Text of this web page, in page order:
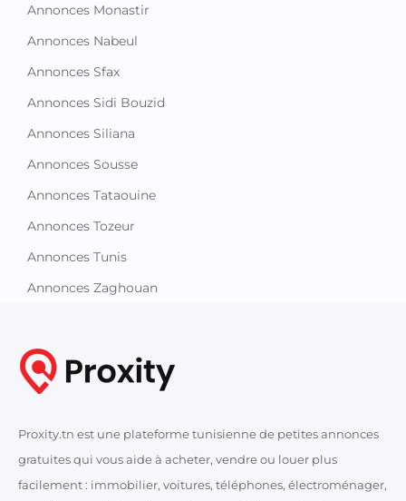
Annonces Monastir
Annonces Nabeul
Annonces Sfax
Annonces Sidi Bouzid
Annonces Siliana
Annonces Sousse
Annonces Tataouine
Annonces Tozeur
Annonces Tunis
Annonces Zaghouan
Proxity.tn est une plateforme tunisienne de petites annonces
gratuites qui vous aide à acheter, vendre ou louer plus
facilement : immobilier, voitures, téléphones, électroménager,